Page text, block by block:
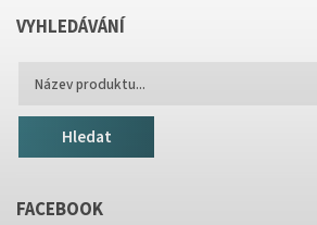
VYHLEDÁVÁNÍ
Hledat
FACEBOOK